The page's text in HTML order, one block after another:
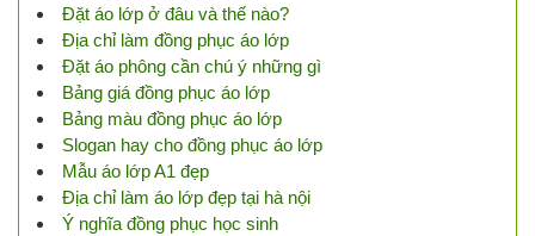
Đặt áo lớp ở đâu và thế nào?
Địa chỉ làm đồng phục áo lớp
Đặt áo phông cần chú ý những gì
Bảng giá đồng phục áo lớp
Bảng màu đồng phục áo lớp
Slogan hay cho đồng phục áo lớp
Mẫu áo lớp A1 đẹp
Địa chỉ làm áo lớp đẹp tại hà nội
Ý nghĩa đồng phục học sinh